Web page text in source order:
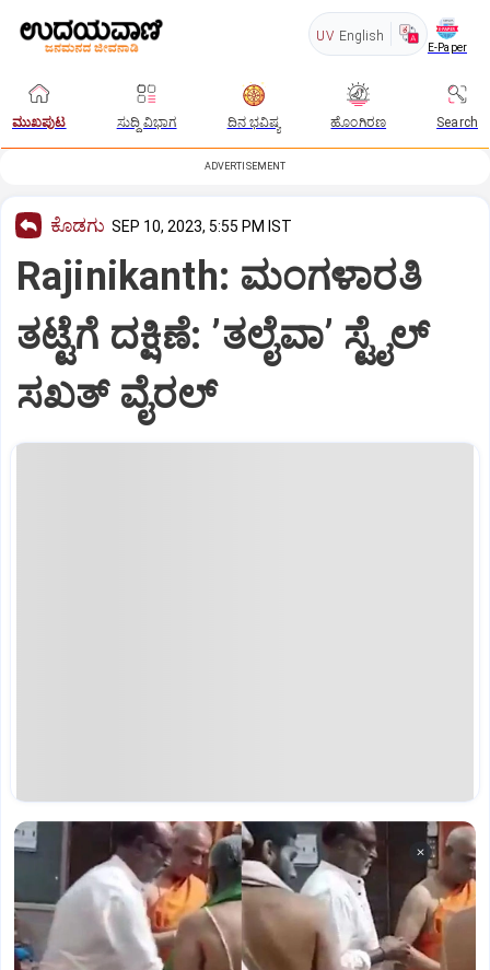
UV English
E-Paper
ಮುಖಪುಟ ಸುದ್ದಿ ವಿಭಾಗ ದಿನ ಭವಿಷ್ಯ ಹೊಂಗಿರಣ Search
ADVERTISEMENT
ಕೊಡಗು SEP 10, 2023, 5:55 PM IST
Rajinikanth: ಮಂಗಳಾರತಿ
ತಟ್ಟೆಗೆ ದಕ್ಷಿಣೆ: ʼತಲೈವಾʼ ಸ್ಟೈಲ್‌
ಸಖತ್‌ ವೈರಲ್